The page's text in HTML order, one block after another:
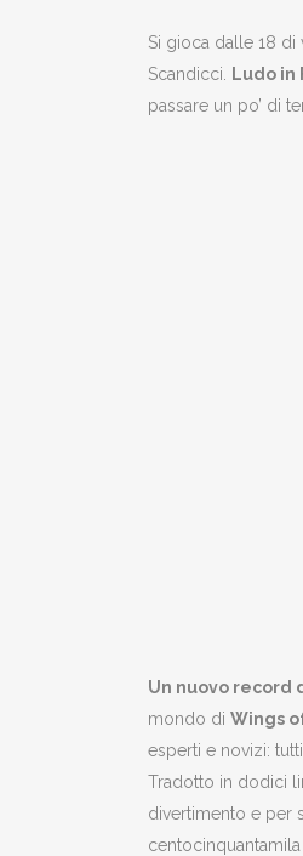
Si gioca dalle 18 di
Scandicci.
Ludo in
passare un po’ di
Un nuovo record
mondo di Wings
esperti e novizi:
Tradotto in dodici
divertimento e per